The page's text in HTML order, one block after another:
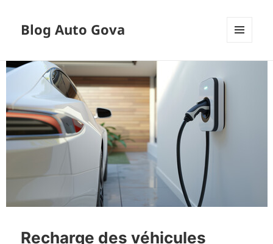
Blog Auto Gova
Recharge des véhicules